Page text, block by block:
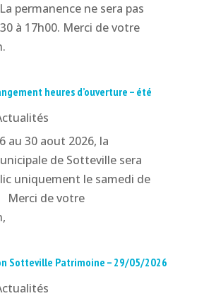
permanence ne sera pas
à 17h00. Merci de votre
heures d’ouverture – été
au 30 aout 2026, la
de Sotteville sera
uniquement le samedi de
Merci de votre
Sotteville Patrimoine – 29/05/2026